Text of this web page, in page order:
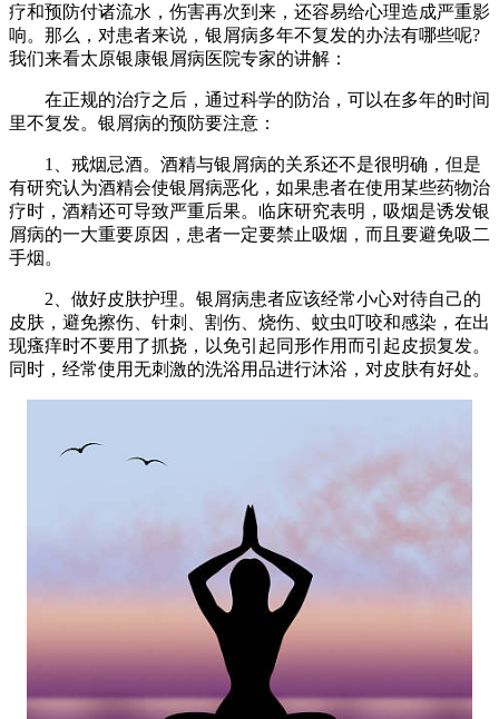
疗和预防付诸流水，伤害再次到来，还容易给心理造成严重影
响。那么，对患者来说，银屑病多年不复发的办法有哪些呢?
我们来看太原银康银屑病医院专家的讲解：
在正规的治疗之后，通过科学的防治，可以在多年的时间
里不复发。银屑病的预防要注意：
1、戒烟忌酒。酒精与银屑病的关系还不是很明确，但是
有研究认为酒精会使银屑病恶化，如果患者在使用某些药物治
疗时，酒精还可导致严重后果。临床研究表明，吸烟是诱发银
屑病的一大重要原因，患者一定要禁止吸烟，而且要避免吸二
手烟。
2、做好皮肤护理。银屑病患者应该经常小心对待自己的
皮肤，避免擦伤、针刺、割伤、烧伤、蚊虫叮咬和感染，在出
现瘙痒时不要用了抓挠，以免引起同形作用而引起皮损复发。
同时，经常使用无刺激的洗浴用品进行沐浴，对皮肤有好处。